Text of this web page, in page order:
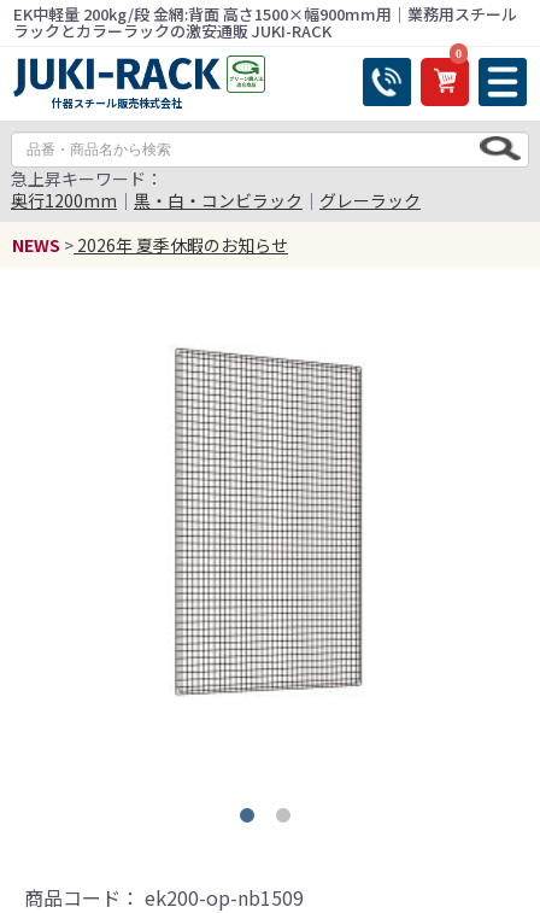
EK中軽量 200kg/段 金網:背面 高さ1500×幅900mm用｜業務用スチール
ラックとカラーラックの激安通販 JUKI-RACK
什器スチール販売株式会社
0
急上昇キーワード：
奥行1200mm ｜ 黒・白・コンビラック ｜ グレーラック
NEWS > 2026年 夏季休暇のお知らせ
商品コード： ek200-op-nb1509